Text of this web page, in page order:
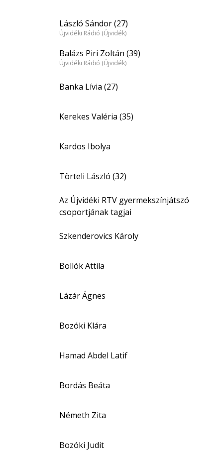
László Sándor (27)
Újvidéki Rádió (Újvidék)
Balázs Piri Zoltán (39)
Újvidéki Rádió (Újvidék)
Banka Lívia (27)
Kerekes Valéria (35)
Kardos Ibolya
Törteli László (32)
Az Újvidéki RTV gyermekszínjátszó
csoportjának tagjai
Szkenderovics Károly
Bollók Attila
Lázár Ágnes
Bozóki Klára
Hamad Abdel Latif
Bordás Beáta
Németh Zita
Bozóki Judit